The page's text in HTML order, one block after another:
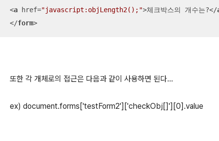
<a href="javascript:objLength2();">체크박스의 개수는?</
</form>
또한 각 개체로의 접근은 다음과 같이 사용하면 된다...
ex) document.forms['testForm2']['checkObj[]'][0].value